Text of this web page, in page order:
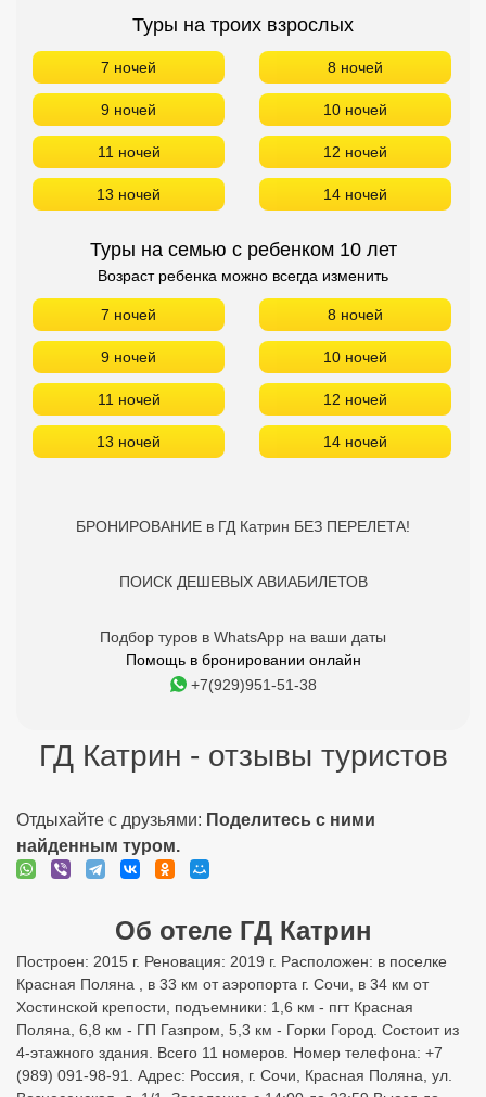
Туры на троих взрослых
7 ночей 8 ночей
9 ночей 10 ночей
11 ночей 12 ночей
13 ночей 14 ночей
Туры на семью с ребенком 10 лет
Возраст ребенка можно всегда изменить
7 ночей 8 ночей
9 ночей 10 ночей
11 ночей 12 ночей
13 ночей 14 ночей
БРОНИРОВАНИЕ в ГД Катрин БЕЗ ПЕРЕЛЕТА!
ПОИСК ДЕШЕВЫХ АВИАБИЛЕТОВ
Подбор туров в WhatsApp на ваши даты
Помощь в бронировании онлайн
+7(929)951-51-38
ГД Катрин - отзывы туристов
Отдыхайте с друзьями: Поделитесь с ними
найденным туром.
Об отеле ГД Катрин
Построен: 2015 г. Реновация: 2019 г. Расположен: в поселке
Красная Поляна , в 33 км от аэропорта г. Сочи, в 34 км от
Хостинской крепости, подъемники: 1,6 км - пгт Красная
Поляна, 6,8 км - ГП Газпром, 5,3 км - Горки Город. Состоит из
4-этажного здания. Всего 11 номеров. Номер телефона: +7
(989) 091-98-91. Адрес: Россия, г. Сочи, Красная Поляна, ул.